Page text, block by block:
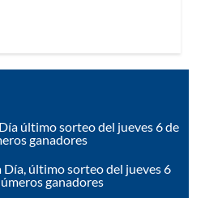
último sorteo del jueves 6 de
ganadores
Día, último sorteo del jueves 6
ganadores